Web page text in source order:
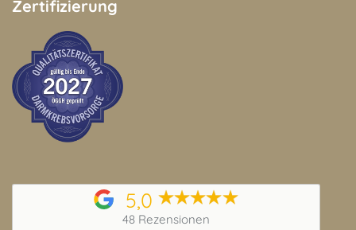
Zertifizierung
5,0
48 Rezensionen